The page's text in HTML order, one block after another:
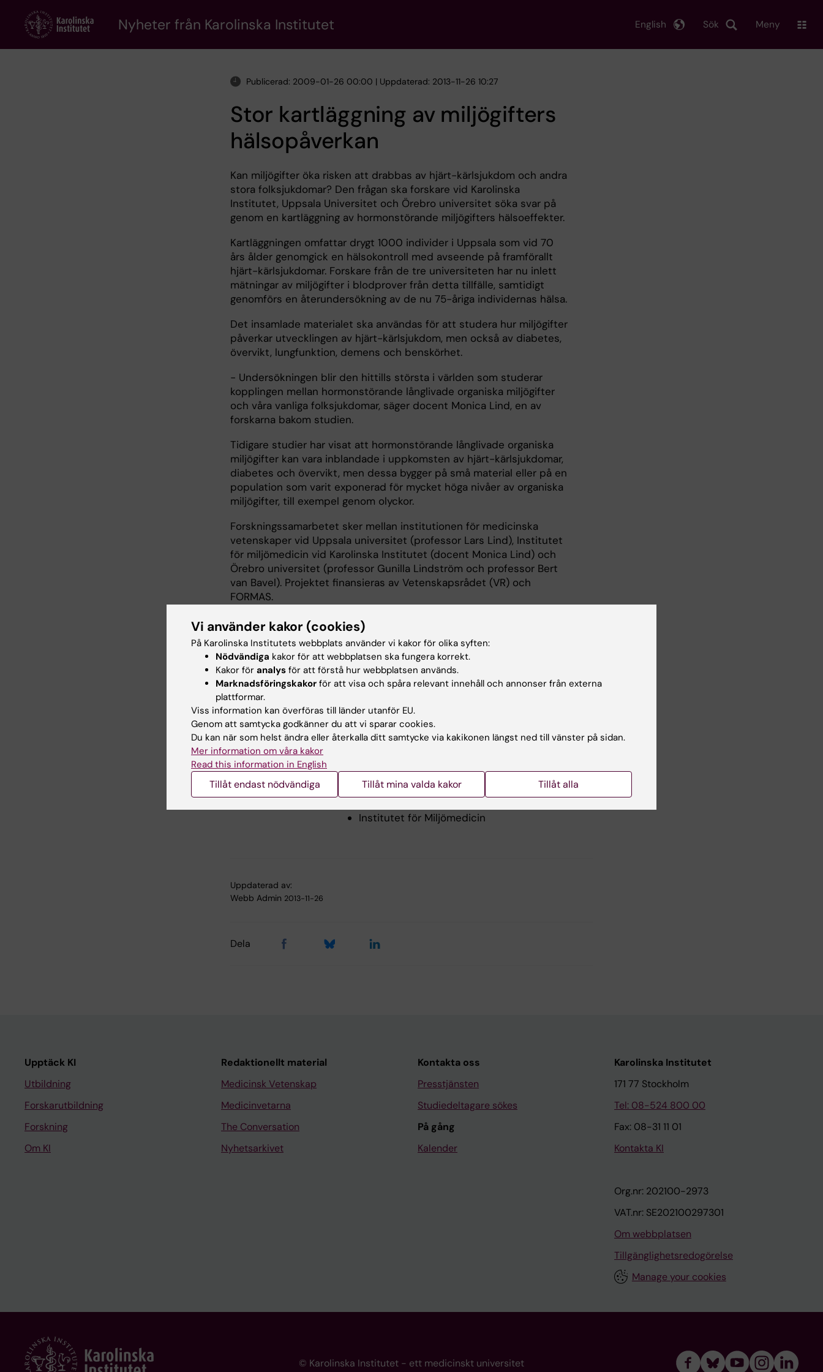
content
Nyheter från Karolinska Institutet Sök
English Meny
Publicerad: 2009-01-26 00:00 | Uppdaterad: 2013-11-26 10:27
Stor kartläggning av miljögifters
hälsopåverkan
Kan miljögifter öka risken att drabbas av hjärt-kärlsjukdom och andra
stora folksjukdomar? Den frågan ska forskare vid Karolinska
Institutet, Uppsala Universitet och Örebro universitet söka svar på
genom en kartläggning av hormonstörande miljögifters hälsoeffekter.
Kartläggningen omfattar drygt 1000 individer i Uppsala som vid 70
års ålder genomgick en hälsokontroll med avseende på framförallt
hjärt-kärlsjukdomar. Forskare från de tre universiteten har nu inlett
mätningar av miljögifter i blodprover från detta tillfälle, samtidigt
genomförs en återundersökning av de nu 75-åriga individernas hälsa.
Det insamlade materialet ska användas för att studera hur miljögifter
påverkar utvecklingen av hjärt-kärlsjukdom, men också av diabetes,
övervikt, lungfunktion, demens och benskörhet.
- Undersökningen blir den hittills största i världen som studerar
kopplingen mellan hormonstörande långlivade organiska miljögifter
och våra vanliga folksjukdomar, säger docent Monica Lind, en av
forskarna bakom studien.
Tidigare studier har visat att hormonstörande långlivade organiska
miljögifter kan vara inblandade i uppkomsten av hjärt-kärlsjukdomar,
diabetes och övervikt, men dessa bygger på små material eller på en
population som varit exponerad för mycket höga nivåer av organiska
miljögifter, till exempel genom olyckor.
Forskningssamarbetet sker mellan institutionen för medicinska
vetenskaper vid Uppsala universitet (professor Lars Lind), Institutet
för miljömedicin vid Karolinska Institutet (docent Monica Lind) och
Örebro universitet (professor Gunilla Lindström och professor Bert
van Bavel). Projektet finansieras av Vetenskapsrådet (VR) och
FORMAS.
För mer information, kontakta:
Docent Monica Lind
Arbete:
Mobil:
0703-20 30 66
E-post:
Institutet för Miljömedicin
Uppdaterad av:
Webb Admin 2013-11-26
Dela
Upptäck KI
Utbildning
Forskarutbildning
Forskning
Om KI
Redaktionellt material
Medicinsk Vetenskap
Medicinvetarna
The Conversation
Nyhetsarkivet
Kontakta oss
Presstjänsten
Studiedeltagare sökes
På gång
Kalender
Karolinska Institutet
171 77 Stockholm
Tel: 08-524 800 00
Fax: 08-31 11 01
Kontakta KI
Org.nr: 202100-2973
VAT.nr: SE202100297301
Om webbplatsen
Tillgänglighetsredogörelse
Manage your cookies
© Karolinska Institutet - ett medicinskt universitet
Vi använder kakor (cookies)
På Karolinska Institutets webbplats använder vi kakor för olika syften:
Nödvändiga kakor för att webbplatsen ska fungera korrekt.
Kakor för analys för att förstå hur webbplatsen används.
Marknadsföringskakor för att visa och spåra relevant innehåll och annonser från externa
plattformar.
Viss information kan överföras till länder utanför EU.
Genom att samtycka godkänner du att vi sparar cookies.
Du kan när som helst ändra eller återkalla ditt samtycke via kakikonen längst ned till vänster på sidan.
Mer information om våra kakor
Read this information in English
Tillåt endast nödvändiga Tillåt mina valda kakor Tillåt alla